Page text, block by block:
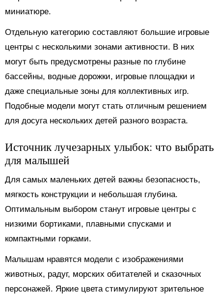
миниатюре.
Отдельную категорию составляют большие игровые
центры с несколькими зонами активности. В них
могут быть предусмотрены разные по глубине
бассейны, водные дорожки, игровые площадки и
даже специальные зоны для коллективных игр.
Подобные модели могут стать отличным решением
для досуга нескольких детей разного возраста.
Источник лучезарных улыбок: что выбрать
для малышей
Для самых маленьких детей важны безопасность,
мягкость конструкции и небольшая глубина.
Оптимальным выбором станут игровые центры с
низкими бортиками, плавными спусками и
компактными горками.
Малышам нравятся модели с изображениями
животных, радуг, морских обитателей и сказочных
персонажей. Яркие цвета стимулируют зрительное